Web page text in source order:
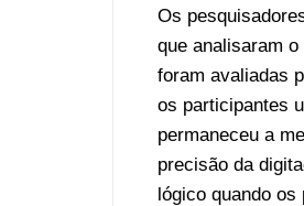
Os
que analisaram
foram avaliadas
os participantes
permaneceu a
precisão da
lógico quando